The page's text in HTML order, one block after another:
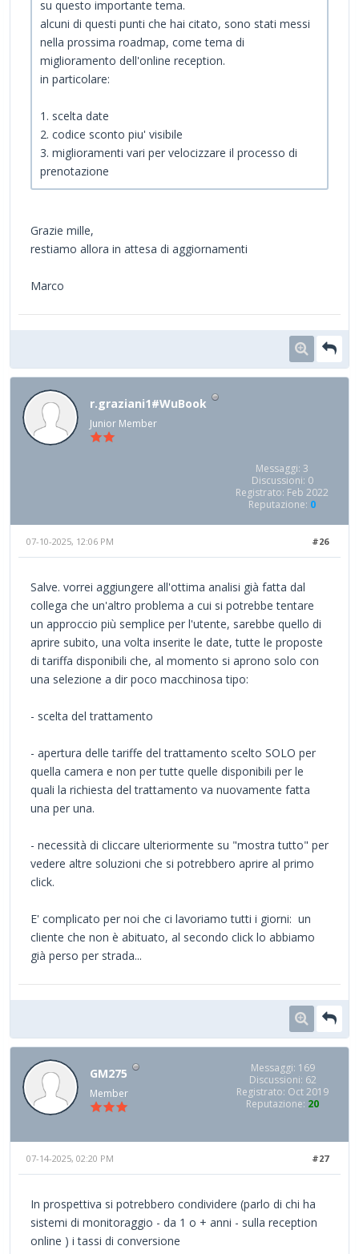
su questo importante tema.
alcuni di questi punti che hai citato, sono stati messi
nella prossima roadmap, come tema di
miglioramento dell'online reception.
in particolare:
1. scelta date
2. codice sconto piu' visibile
3. miglioramenti vari per velocizzare il processo di
prenotazione
Grazie mille,
restiamo allora in attesa di aggiornamenti
Marco
r.graziani1#WuBook
Junior Member
Messaggi: 3
Discussioni: 0
Registrato: Feb 2022
Reputazione: 0
#26
07-10-2025, 12:06 PM
Salve. vorrei aggiungere all'ottima analisi già fatta dal
collega che un'altro problema a cui si potrebbe tentare
un approccio più semplice per l'utente, sarebbe quello di
aprire subito, una volta inserite le date, tutte le proposte
di tariffa disponibili che, al momento si aprono solo con
una selezione a dir poco macchinosa tipo:
- scelta del trattamento
- apertura delle tariffe del trattamento scelto SOLO per
quella camera e non per tutte quelle disponibili per le
quali la richiesta del trattamento va nuovamente fatta
una per una.
- necessità di cliccare ulteriormente su "mostra tutto" per
vedere altre soluzioni che si potrebbero aprire al primo
click.
E' complicato per noi che ci lavoriamo tutti i giorni: un
cliente che non è abituato, al secondo click lo abbiamo
già perso per strada...
GM275
Member
Messaggi: 169
Discussioni: 62
Registrato: Oct 2019
Reputazione: 20
#27
07-14-2025, 02:20 PM
In prospettiva si potrebbero condividere (parlo di chi ha
sistemi di monitoraggio - da 1 o + anni - sulla reception
online ) i tassi di conversione